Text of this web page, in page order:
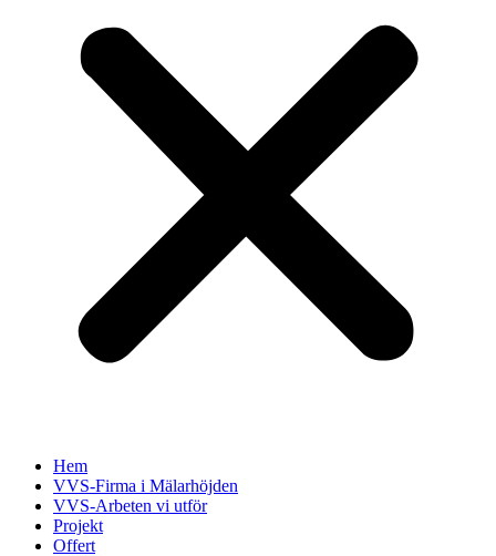
Hem
VVS-Firma i Mälarhöjden
VVS-Arbeten vi utför
Projekt
Offert